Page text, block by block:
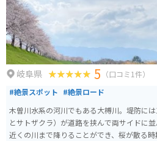
すすめです。
岐阜県 5 （口コミ1件）
#絶景スポット #絶景ロード
木曽川水系の河川でもある大榑川。堤防に
とサトザクラ）が道路を挟んで両サイドに
近くの川まで降りることができ、桜が散る